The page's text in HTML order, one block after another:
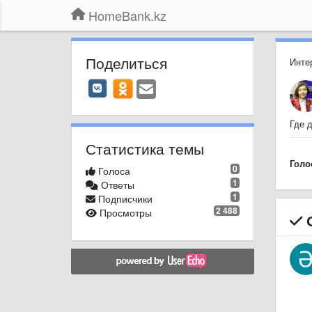
HomeBank.kz
Поделиться
Статистика темы
0
Голоса
1
Ответы
1
Подписчики
2 488
Просмотры
Где